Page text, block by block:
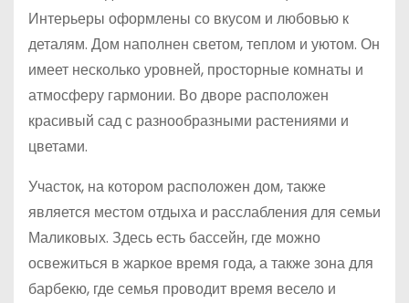
Интерьеры оформлены со вкусом и любовью к
деталям. Дом наполнен светом, теплом и уютом. Он
имеет несколько уровней, просторные комнаты и
атмосферу гармонии. Во дворе расположен
красивый сад с разнообразными растениями и
цветами.
Участок, на котором расположен дом, также
является местом отдыха и расслабления для семьи
Маликовых. Здесь есть бассейн, где можно
освежиться в жаркое время года, а также зона для
барбекю, где семья проводит время весело и